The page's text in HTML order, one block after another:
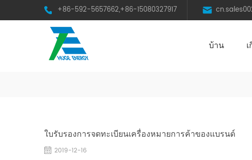
+86-592-5657662,+86-15080327917
บ้าน
ใบรับรองการจดทะเบียนเครื่องหมายการค้าของแบรนด์
2019-12-16